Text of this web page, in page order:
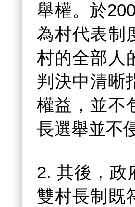
舉權。於
為村代表制
村的全部人
判決中清晰
權益，並不
長選舉並不
2. 其後，政
雙村長制既